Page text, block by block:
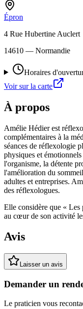
Épron
4 Rue Hubertine Auclert
14610 — Normandie
Horaires
Voir sur la carte
À propos
Amélie Hédier est
complémentaires à la
séances de réflexologie
physiques et
l'organisme, la détente
l'amélioration du
adultes et entreprises.
des réflexologues.
Elle considère que « Les
au cœur de son activité
Avis
Laisser un avis
Demander un
Le praticien vous